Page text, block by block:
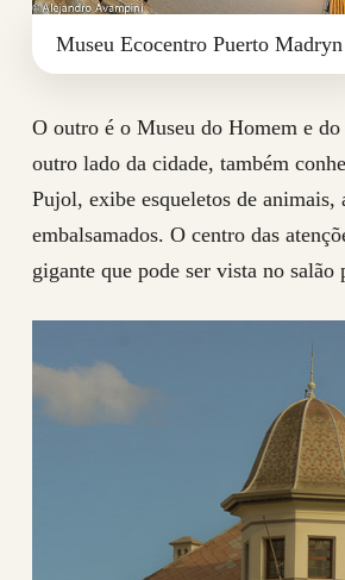
Museu Ecocentro Puerto Madryn
O outro é o Museu do Homem e
outro lado da cidade, também
Pujol, exibe esqueletos de animais,
embalsamados. O centro das
gigante que pode ser vista no salão